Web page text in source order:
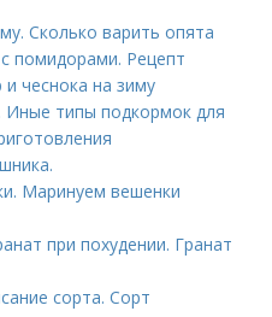
Сколько варить опята
помидорами. Рецепт
чеснока на зиму
типы подкормок для
Маринуем вешенки
при похудении. Гранат
сорта. Сорт